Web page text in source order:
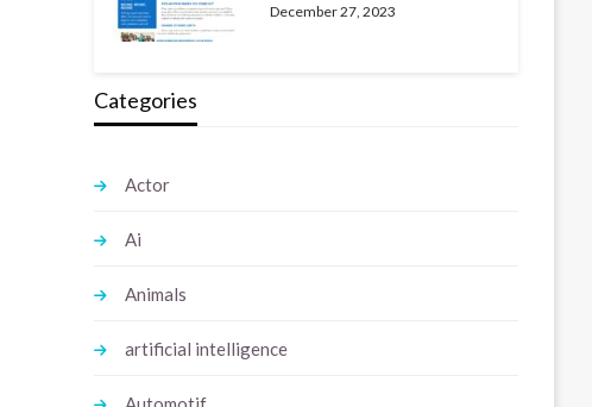
December 27, 2023
Categories
Actor
Ai
Animals
artificial intelligence